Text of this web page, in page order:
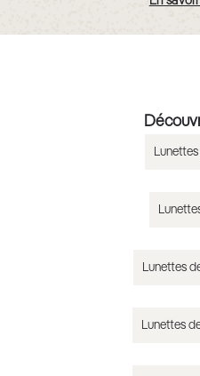
Lunettes
Lunettes